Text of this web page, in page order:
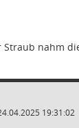
Straub nahm
19:31:02